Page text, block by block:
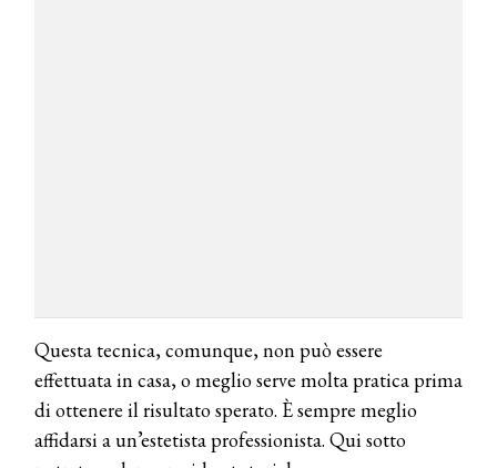
Questa tecnica, comunque, non può essere
effettuata in casa, o meglio serve molta pratica prima
di ottenere il risultato sperato. È sempre meglio
affidarsi a un’estetista professionista. Qui sotto